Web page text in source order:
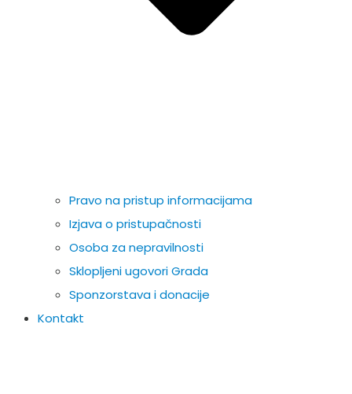
Pravo na pristup informacijama
Izjava o pristupačnosti
Osoba za nepravilnosti
Sklopljeni ugovori Grada
Sponzorstava i donacije
Kontakt